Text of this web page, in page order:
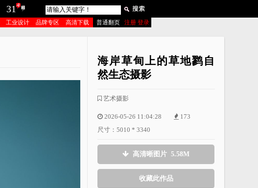
31
工业设计 品牌专区 高清下载 注册 登录
普通翻页
海岸草甸上的草地鹨自
然生态摄影
艺术摄影
2026-05-26 11:04:28
173
尺寸：5010 * 3340
高清晰图片 5.58M
收藏此作品